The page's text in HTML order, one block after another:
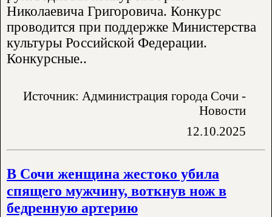
Николаевича Григоровича. Конкурс
проводится при поддержке Министерства
культуры Российской Федерации.
Конкурсные..
Источник: Администрация города Сочи -
Новости
12.10.2025
В Сочи женщина жестоко убила
спящего мужчину, воткнув нож в
бедренную артерию